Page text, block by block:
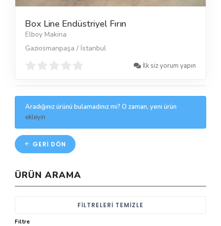
Box Line Endüstriyel Fırın
Elboy Makina
Gaziosmanpaşa / İstanbul
İlk siz yorum yapın
Aradığınız ürünü bulamadınız mı? O zaman, yeni ürün
ekleyin
GERI DÖN
ÜRÜN ARAMA
FILTRELERI TEMIZLE
Filtre